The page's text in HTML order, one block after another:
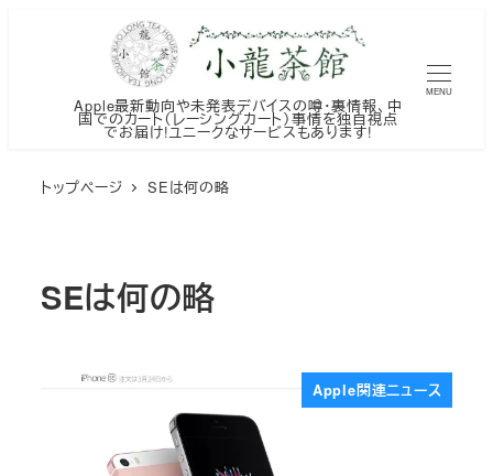
Apple最新動向や未発表デバイスの噂・裏情報、中
国でのカート（レーシングカート）事情を独自視点
でお届け!ユニークなサービスもあります!
MENU
トップページ SEは何の略
SEは何の略
Apple関連ニュース